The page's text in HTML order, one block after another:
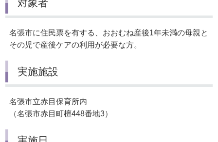
対象者
名張市に住民票を有する、おおむね産後1年未満の母親と
その児で産後ケアの利用が必要な方。
実施施設
名張市立赤目保育所内
（名張市赤目町檀448番地3）